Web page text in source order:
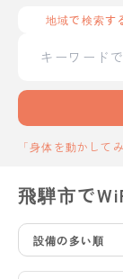
地域で検索す
「身体を動かして
飛騨市で
設備の多い順